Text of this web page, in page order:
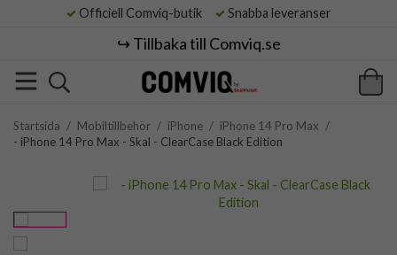
Officiell Comviq-butik Snabba leveranser
↪️ Tillbaka till Comviq.se
Startsida / Mobiltillbehör / iPhone / iPhone 14 Pro Max /
- iPhone 14 Pro Max - Skal - ClearCase Black Edition